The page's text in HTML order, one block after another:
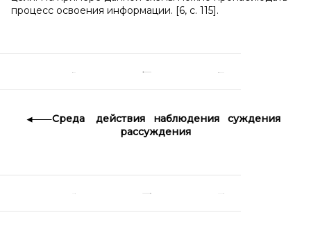
процесс освоения информации. [6, с. 115].
Среда действия наблюдения суждения
рассуждения